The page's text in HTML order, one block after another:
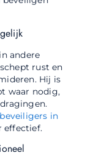
andere
rust en
Hij is
waar nodig,
beveiligers in
effectief.